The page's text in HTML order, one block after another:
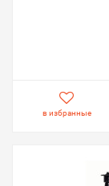
в избранные